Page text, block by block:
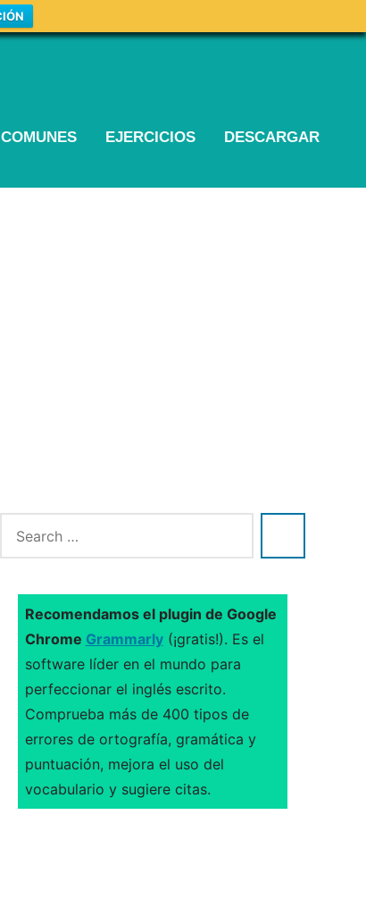
EJERCICIOS DESCARGAR
Recomendamos el plugin de Google
Chrome Grammarly(¡gratis!). Es el
software líder en el mundo para
perfeccionar el inglés escrito.
Comprueba más de 400 tipos de
errores de ortografía, gramática y
puntuación, mejora el uso del
vocabulario y sugiere citas.